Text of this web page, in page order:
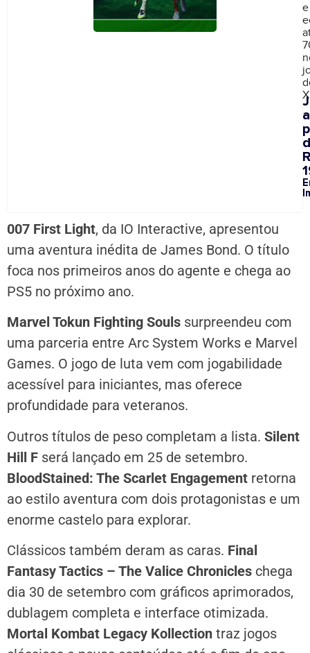
e
a
007 First Light, da IO Interactive, apresentou
uma aventura inédita de James Bond. O título
foca nos primeiros anos do agente e chega ao
PS5 no próximo ano.
Marvel Tokun Fighting Souls surpreendeu com
uma parceria entre Arc System Works e Marvel
Games. O jogo de luta vem com jogabilidade
acessível para iniciantes, mas oferece
profundidade para veteranos.
Outros títulos de peso completam a lista. Silent
Hill F será lançado em 25 de setembro.
BloodStained: The Scarlet Engagement retorna
ao estilo aventura com dois protagonistas e um
enorme castelo para explorar.
Clássicos também deram as caras. Final
Fantasy Tactics – The Valice Chronicles chega
dia 30 de setembro com gráficos aprimorados,
dublagem completa e interface otimizada.
Mortal Kombat Legacy Kollection traz jogos